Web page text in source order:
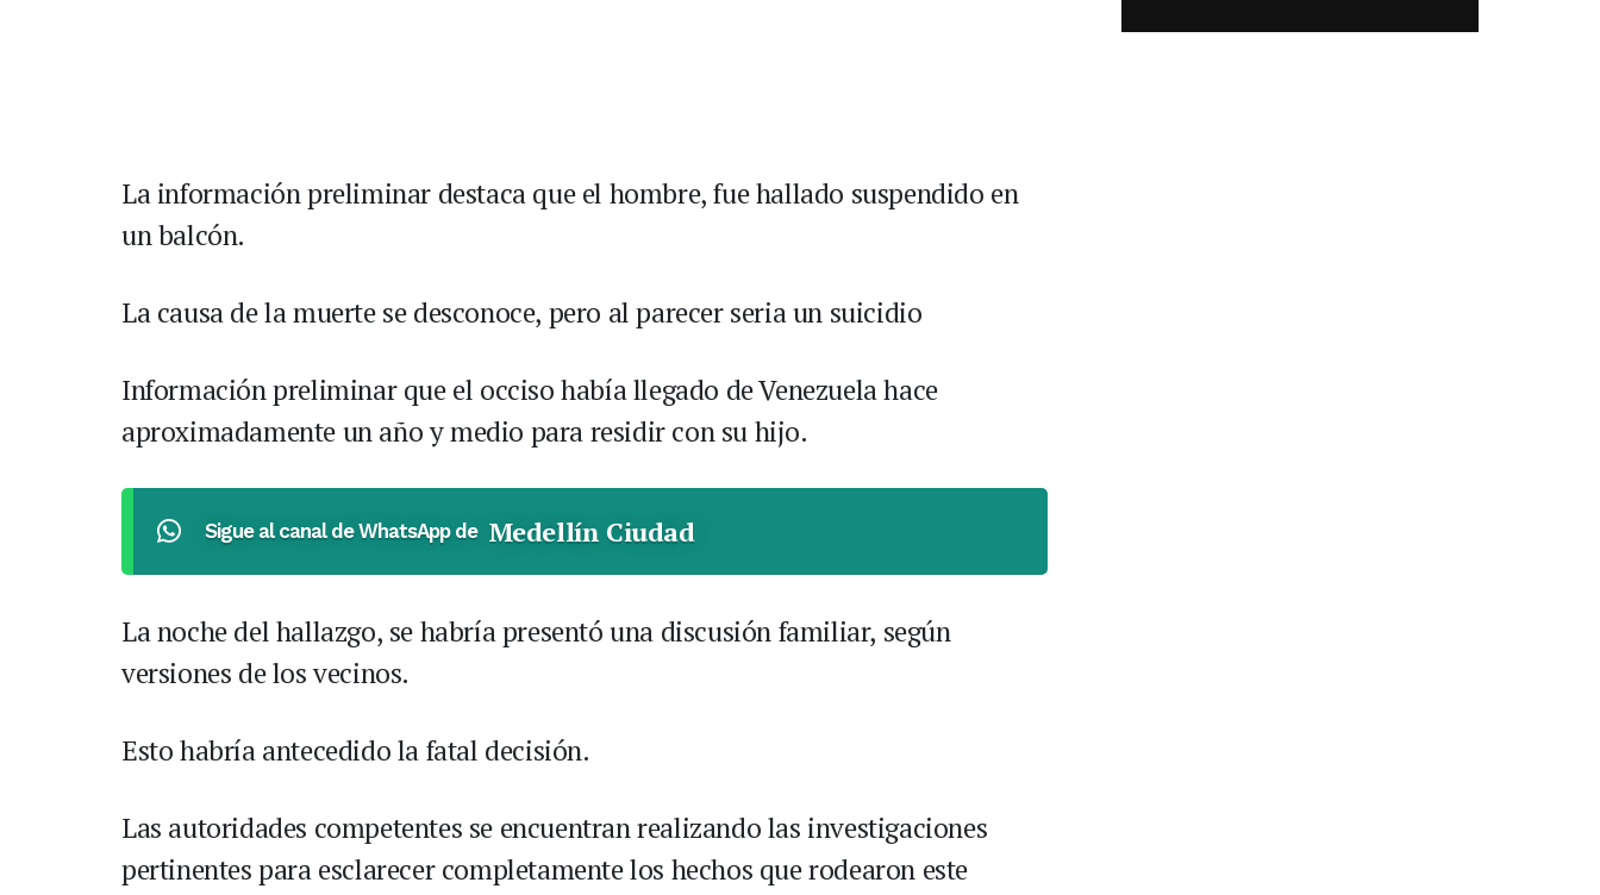
La información preliminar destaca que el hombre, fue hallado suspendido en
un balcón.
La causa de la muerte se desconoce, pero al parecer seria un suicidio
Información preliminar que el occiso había llegado de Venezuela hace
aproximadamente un año y medio para residir con su hijo.
Sigue al canal de WhatsApp de Medellín Ciudad
La noche del hallazgo, se habría presentó una discusión familiar, según
versiones de los vecinos.
Esto habría antecedido la fatal decisión.
Las autoridades competentes se encuentran realizando las investigaciones
pertinentes para esclarecer completamente los hechos que rodearon este